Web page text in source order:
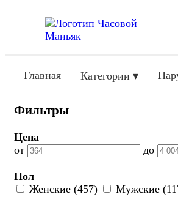
Главная Категории ▾
Фильтры
Цена
от
до
Пол
Женские (457)
Мужские